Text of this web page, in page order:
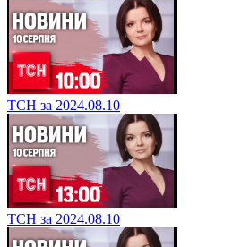
ТСН за 2024.08.10
ТСН за 2024.08.10